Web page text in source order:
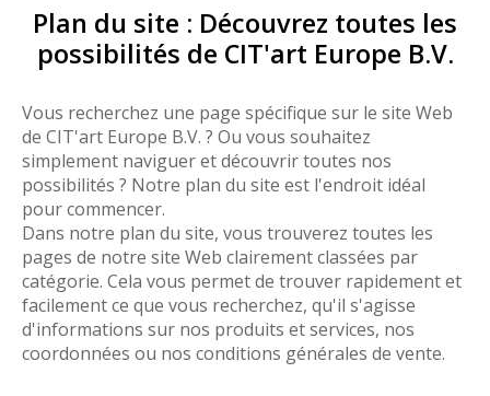
Plan du site : Découvrez toutes les
possibilités de CIT'art Europe B.V.
Vous recherchez une page spécifique sur le site Web
de CIT'art Europe B.V. ? Ou vous souhaitez
simplement naviguer et découvrir toutes nos
possibilités ? Notre plan du site est l'endroit idéal
pour commencer.
Dans notre plan du site, vous trouverez toutes les
pages de notre site Web clairement classées par
catégorie. Cela vous permet de trouver rapidement et
facilement ce que vous recherchez, qu'il s'agisse
d'informations sur nos produits et services, nos
coordonnées ou nos conditions générales de vente.